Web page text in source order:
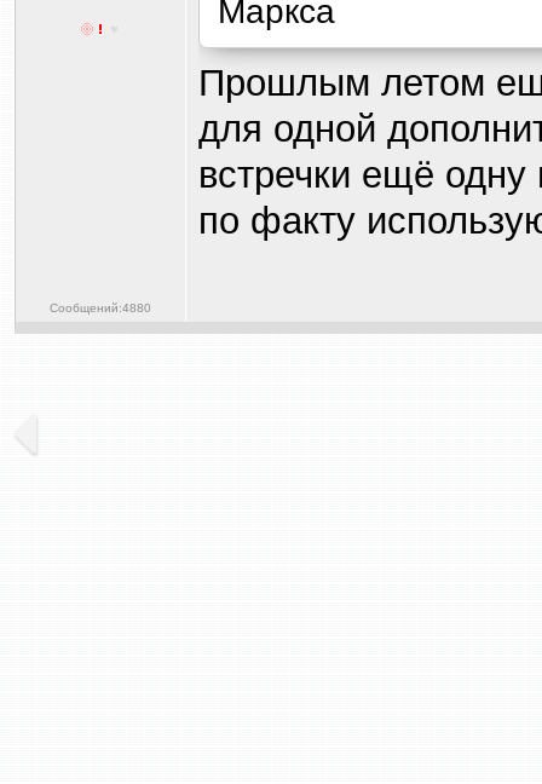
Сообщений:4880
Маркса
Прошлым летом
для одной
встречки ещё одну
по факту